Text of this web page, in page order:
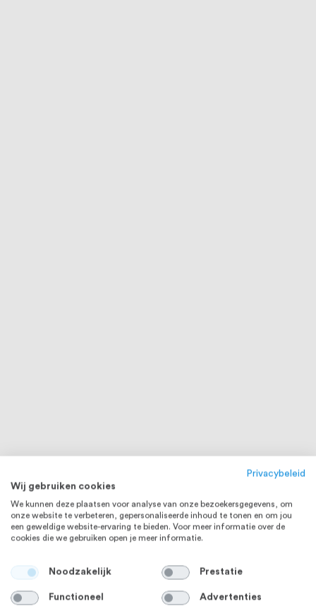
Privacybeleid
Wij gebruiken cookies
We kunnen deze plaatsen voor analyse van onze bezoekersgegevens, om
onze website te verbeteren, gepersonaliseerde inhoud te tonen en om jou
een geweldige website-ervaring te bieden. Voor meer informatie over de
cookies die we gebruiken open je meer informatie.
Noodzakelijk Prestatie
Functioneel Advertenties